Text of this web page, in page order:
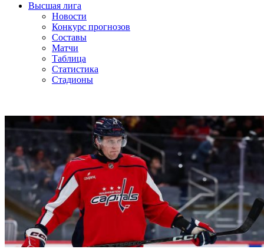
Высшая лига
Новости
Конкурс прогнозов
Составы
Матчи
Таблица
Статистика
Стадионы